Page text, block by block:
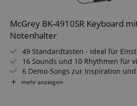
McGrey BK-4910SR Keyboard
Notenhalter
49 Standardtasten - ideal für
16 Sounds und 10 Rhythmen für
6 Demo-Songs zur Inspiration
Inklusive Mikrofon und
Kopfhöreranschluss für
Mit Netzteil und leichtem,
mehr anzeigen